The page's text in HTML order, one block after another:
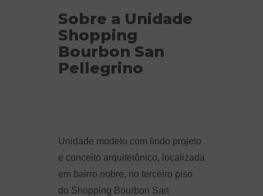
Sobre a Unidade
Shopping
Bourbon San
Pellegrino
Unidade modelo com lindo projeto
e conceito arquitetônico, localizada
em bairro nobre, no terceiro piso
do Shopping Bourbon San